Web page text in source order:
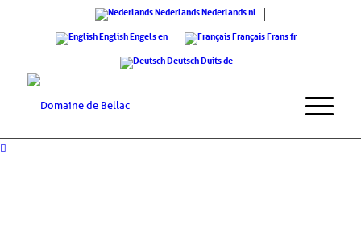
NederlandsNederlandsnl
EnglishEngelsen FrançaisFransfr
DeutschDuitsde